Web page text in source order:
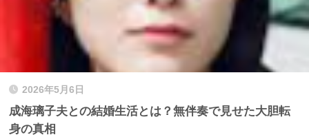
2026年5月6日
成海璃子夫との結婚生活とは？無伴奏で見せた大胆転
身の真相